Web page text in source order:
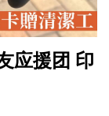
应援团 印